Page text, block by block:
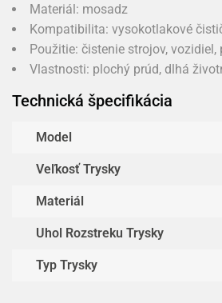
Materiál: mosadz
Kompatibilita: vysokotlakové
Použitie: čistenie strojov, vozidiel,
Vlastnosti: plochý prúd, dlhá
Technická špecifikácia
Model
Veľkosť Trysky
Materiál
Uhol Rozstreku Trysky
Typ Trysky